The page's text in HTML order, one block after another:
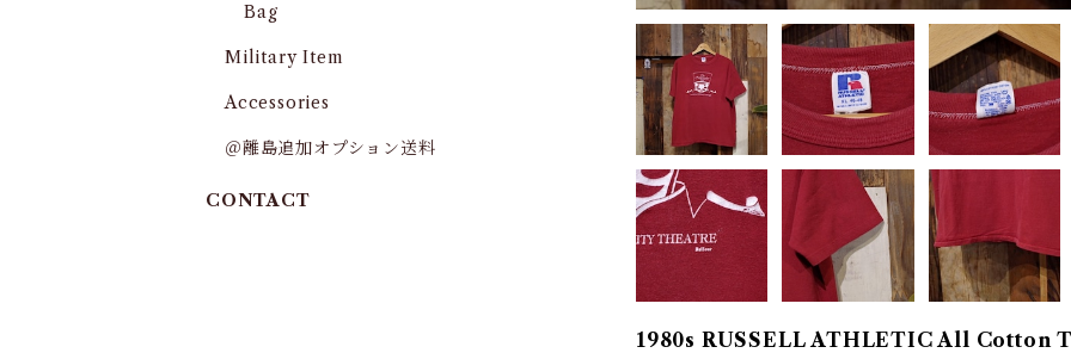
1980s RUSSELL ATHLETIC All Cotton
Bag
Military Item
Accessories
＠離島追加オプション送料
CONTACT